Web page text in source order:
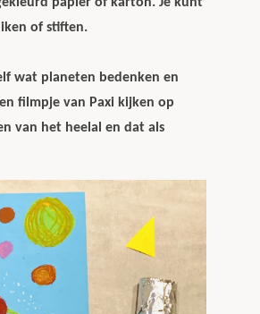
of stiften.
wat planeten bedenken en
filmpje van Paxi kijken op
van het heelal en dat als